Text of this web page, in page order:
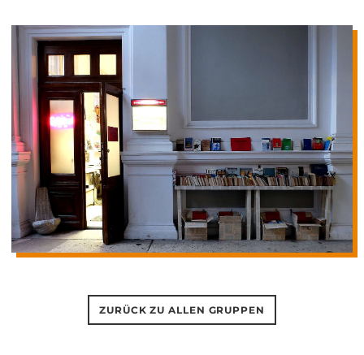
ZURÜCK ZU ALLEN GRUPPEN